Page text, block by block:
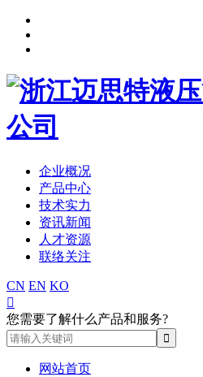
企业概况
产品中心
技术实力
资讯新闻
人才资源
联络关注
CN EN KO

您需要了解什么产品和服务?
网站首页